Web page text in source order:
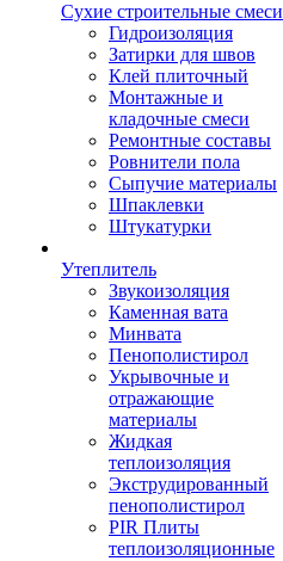
Сухие строительные смеси
Гидроизоляция
Затирки для швов
Клей плиточный
Монтажные и
кладочные смеси
Ремонтные составы
Ровнители пола
Сыпучие материалы
Шпаклевки
Штукатурки
Утеплитель
Звукоизоляция
Каменная вата
Минвата
Пенополистирол
Укрывочные и
отражающие
материалы
Жидкая
теплоизоляция
Экструдированный
пенополистирол
PIR Плиты
теплоизоляционные